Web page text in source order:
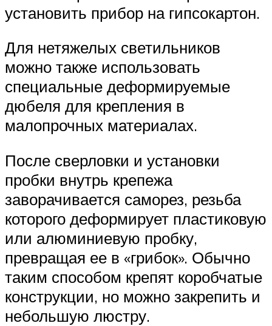
установить прибор на гипсокартон.
Для нетяжелых светильников
можно также использовать
специальные деформируемые
дюбеля для крепления в
малопрочных материалах.
После сверловки и установки
пробки внутрь крепежа
заворачивается саморез, резьба
которого деформирует пластиковую
или алюминиевую пробку,
превращая ее в «грибок». Обычно
таким способом крепят коробчатые
конструкции, но можно закрепить и
небольшую люстру.